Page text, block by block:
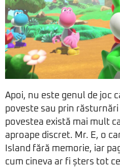
Apoi, nu este genul de joc
poveste sau prin
povestea există mai mult
aproape discret. Mr. E, o
Island fără memorie, iar
cum cineva ar fi șters tot